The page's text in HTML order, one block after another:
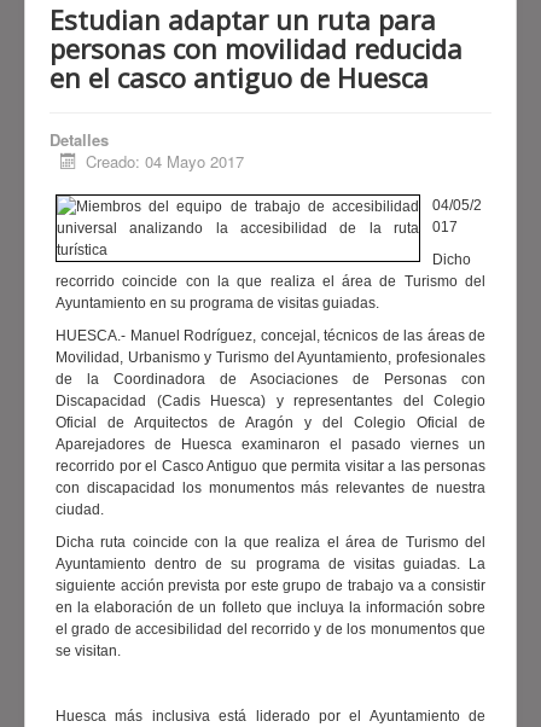
Noticias Alianzas Participa Diagnóstico
está promovido por el
Ayuntamiento de Huesca
Fundación “la Caixa”, elGobierno
de Aragón, laDiputación Provincial
de Huesca, laComarca de
Sobrarbe, elAyuntamiento de
SabiñánigoyCADIS Huescay
cuenta con la colaboración de
Avanza. Pretende conseguir
avances significativos en la
inclusión de las personas con
discapacidad y/o dependencia.
Estudian adaptar un ruta para
personas con movilidad reducida
en el casco antiguo de Huesca
Detalles
Creado: 04 Mayo 2017
04/05/2
017
Dicho
recorrido coincide con la que realiza el área de Turismo del
Ayuntamiento en su programa de visitas guiadas.
HUESCA.- Manuel Rodríguez, concejal, técnicos de las áreas de
Movilidad, Urbanismo y Turismo del Ayuntamiento, profesionales
de la Coordinadora de Asociaciones de Personas con
Discapacidad (Cadis Huesca) y representantes del Colegio
Oficial de Arquitectos de Aragón y del Colegio Oficial de
Aparejadores de Huesca examinaron el pasado viernes un
recorrido por el Casco Antiguo que permita visitar a las personas
con discapacidad los monumentos más relevantes de nuestra
ciudad.
Dicha ruta coincide con la que realiza el área de Turismo del
Ayuntamiento dentro de su programa de visitas guiadas. La
siguiente acción prevista por este grupo de trabajo va a consistir
en la elaboración de un folleto que incluya la información sobre
el grado de accesibilidad del recorrido y de los monumentos que
se visitan.
Huesca más inclusiva está liderado por el Ayuntamiento de